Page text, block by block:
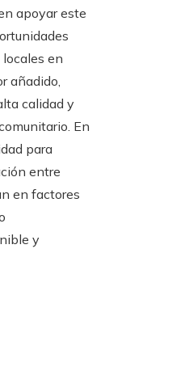
apoyar este
en
añadido,
calidad y
En
para
entre
en factores
y